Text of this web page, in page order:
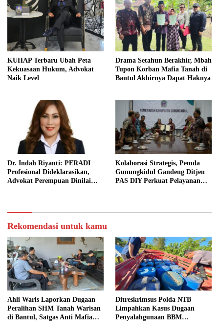
KUHAP Terbaru Ubah Peta
Kekuasaan Hukum, Advokat
Naik Level
Drama Setahun Berakhir, Mbah
Tupon Korban Mafia Tanah di
Bantul Akhirnya Dapat Haknya
Dr. Indah Riyanti: PERADI
Profesional Dideklarasikan,
Advokat Perempuan Dinilai
Kolaborasi Strategis, Pemda
Gunungkidul Gandeng Ditjen
PAS DIY Perkuat Pelayanan
Rekomendasi untuk kamu
Ahli Waris Laporkan Dugaan
Peralihan SHM Tanah Warisan
di Bantul, Satgas Anti Mafia
Ditreskrimsus Polda NTB
Limpahkan Kasus Dugaan
Penyalahgunaan BBM